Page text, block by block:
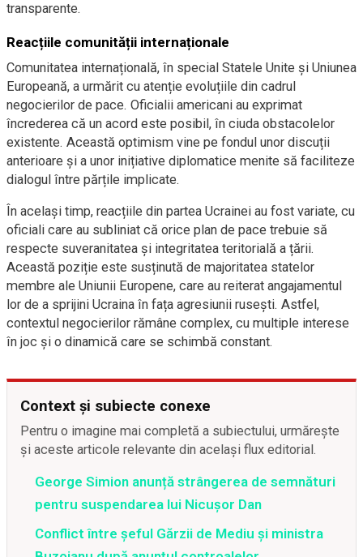
transparente.
Reacțiile comunității internaționale
Comunitatea internațională, în special Statele Unite și Uniunea
Europeană, a urmărit cu atenție evoluțiile din cadrul
negocierilor de pace. Oficialii americani au exprimat
încrederea că un acord este posibil, în ciuda obstacolelor
existente. Această optimism vine pe fondul unor discuții
anterioare și a unor inițiative diplomatice menite să faciliteze
dialogul între părțile implicate.
În același timp, reacțiile din partea Ucrainei au fost variate, cu
oficiali care au subliniat că orice plan de pace trebuie să
respecte suveranitatea și integritatea teritorială a țării.
Această poziție este susținută de majoritatea statelor
membre ale Uniunii Europene, care au reiterat angajamentul
lor de a sprijini Ucraina în fața agresiunii rusești. Astfel,
contextul negocierilor rămâne complex, cu multiple interese
în joc și o dinamică care se schimbă constant.
Context și subiecte conexe
Pentru o imagine mai completă a subiectului, urmărește
și aceste articole relevante din același flux editorial.
George Simion anunță strângerea de semnături
pentru suspendarea lui Nicușor Dan
Conflict între şeful Gărzii de Mediu şi ministra